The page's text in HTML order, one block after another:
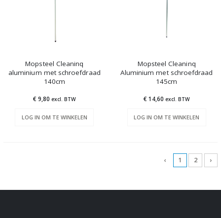
Mopsteel Cleaninq
aluminium met schroefdraad
140cm
€ 9,80 excl. BTW
LOG IN OM TE WINKELEN
Mopsteel Cleaninq
Aluminium met schroefdraad
145cm
€ 14,60 excl. BTW
LOG IN OM TE WINKELEN
‹ 1 2 ›